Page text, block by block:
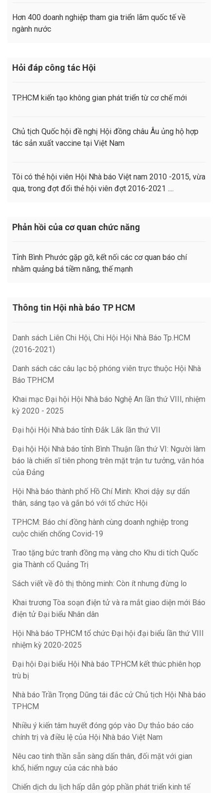
Hơn 400 doanh nghiệp tham gia triển lãm quốc tế về
ngành nước
Hỏi đáp công tác Hội
TP.HCM kiến tạo không gian phát triển từ cơ chế mới
Chủ tịch Quốc hội đề nghị Hội đồng châu Âu ủng hộ hợp
tác sản xuất vaccine tại Việt Nam
Tôi có thẻ hội viên Hội Nhà báo Việt nam 2010 -2015, vừa
qua, trong đợt đổi thẻ hội viên đợt 2016-2021 ....
Phản hồi của cơ quan chức năng
Tỉnh Bình Phước gặp gỡ, kết nối các cơ quan báo chí
nhằm quảng bá tiềm năng, thế mạnh
Thông tin Hội nhà báo TP HCM
Danh sách Liên Chi Hội, Chi Hội Hội Nhà Báo Tp.HCM
(2016-2021)
Danh sách các câu lạc bộ phóng viên trực thuộc Hội Nhà
Báo TP.HCM
Khai mạc Đại hội Hội Nhà báo Nghệ An lần thứ VIII, nhiệm
kỳ 2020 - 2025
Đại hội Hội Nhà báo tỉnh Đắk Lắk lần thứ VII
Đại hội Hội Nhà báo tỉnh Bình Thuận lần thứ VI: Người làm
báo là chiến sĩ tiên phong trên mặt trận tư tưởng, văn hóa
của Đảng
Hội Nhà báo thành phố Hồ Chí Minh: Khơi dậy sự dấn
thân, sáng tạo và gắn bó với tổ chức Hội
TP.HCM: Báo chí đồng hành cùng doanh nghiệp trong
cuộc chiến chống Covid-19
Trao tặng bức tranh đồng mạ vàng cho Khu di tích Quốc
gia Thành cổ Quảng Trị
Sách viết về đô thị thông minh: Còn ít nhưng đừng lo
Khai trương Tòa soạn điện tử và ra mắt giao diện mới Báo
điện tử Đại biểu Nhân dân
Hội Nhà báo TPHCM tổ chức Đại hội đại biểu lần thứ VIII
nhiệm kỳ 2020-2025
Đại hội Đại biểu Hội Nhà báo TPHCM kết thúc phiên họp
trù bị
Nhà báo Trần Trọng Dũng tái đắc cử Chủ tịch Hội Nhà báo
TPHCM
Nhiều ý kiến tâm huyết đóng góp vào Dự thảo báo cáo
chính trị và điều lệ của Hội Nhà báo Việt Nam
Nêu cao tinh thần sẵn sàng dấn thân, đối mặt với gian
khổ, hiểm nguy của các nhà báo
Chiến dịch du lịch hấp dẫn góp phần phát triển kinh tế